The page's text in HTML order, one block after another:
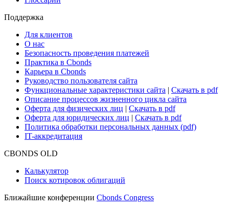
Поддержка
Для клиентов
О нас
Безопасность проведения платежей
Практика в Cbonds
Карьера в Cbonds
Руководство пользователя сайта
Функциональные характеристики сайта | Скачать в pdf
Описание процессов жизненного цикла сайта
Оферта для физических лиц | Скачать в pdf
Оферта для юридических лиц | Скачать в pdf
Политика обработки персональных данных (pdf)
IT-аккредитация
CBONDS OLD
Калькулятор
Поиск котировок облигаций
Ближайшие конференции Cbonds Congress